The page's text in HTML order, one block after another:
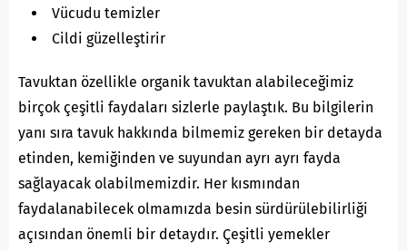
Vücudu temizler
Cildi güzelleştirir
Tavuktan özellikle organik tavuktan alabileceğimiz
birçok çeşitli faydaları sizlerle paylaştık. Bu bilgilerin
yanı sıra tavuk hakkında bilmemiz gereken bir detayda
etinden, kemiğinden ve suyundan ayrı ayrı fayda
sağlayacak olabilmemizdir. Her kısmından
faydalanabilecek olmamızda besin sürdürülebilirliği
açısından önemli bir detaydır. Çeşitli yemekler